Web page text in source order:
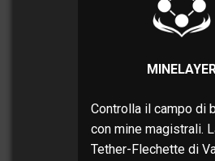
Controlla il campo di
con mine magistrali.
Tether-Flechette di